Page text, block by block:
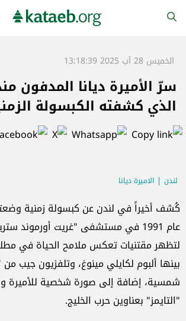
الخميس 28 آب 2025 13:18:39
الذي كشفته الكبسولة
لندن الاميرة ديانا
كُشف أخيراً في لندن عن كبسولة زمنية
عام 1991 في مستشفى "غريت أورموند
لتظهر مقتنيات تعكس ملامح الحياة في
بينها ألبوم لكايلي مينوغ، وتلفزيون جيب
شمسية، إضافة إلى صورة شخصية
"التايمز" بعناوين حرب الخليج.